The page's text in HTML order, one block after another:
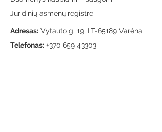
Juridinių asmenų registre
Adresas: Vytauto g. 19, LT-65189 Varėna
Telefonas: +370 659 43303